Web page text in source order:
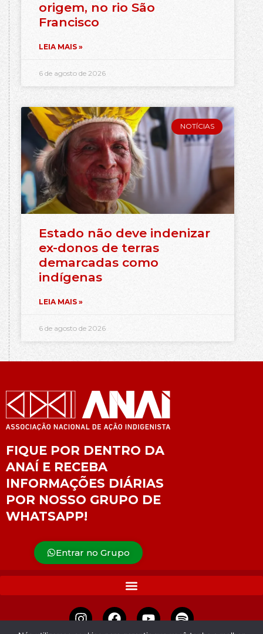
origem, no rio São
Francisco
LEIA MAIS »
6 de agosto de 2026
NOTÍCIAS
Estado não deve indenizar
ex-donos de terras
demarcadas como
indígenas
LEIA MAIS »
6 de agosto de 2026
FIQUE POR DENTRO DA
ANAÍ E RECEBA
INFORMAÇÕES DIÁRIAS
POR NOSSO GRUPO DE
WHATSAPP!
Entrar no Grupo